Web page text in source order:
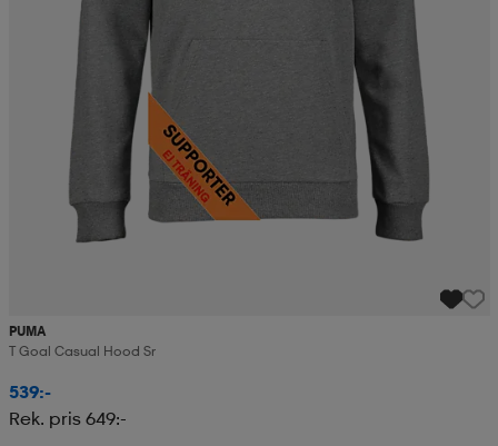
PUMA
T Goal Casual Hood Sr
539:-
Rek. pris 649:-